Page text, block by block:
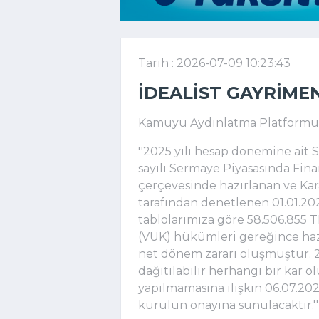
Tarih : 2026-07-09 10:23:43
İDEALIST
Kamuyu Aydınlatma
''2025 yılı hesap dönemine ait
sayılı Sermaye Piyasasında
çerçevesinde hazırlanan ve
tarafından denetlenen
tablolarımıza göre 58.506.855
(VUK) hükümleri gereğince
net dönem zararı oluşmuştur.
dağıtılabilir herhangi bir kar
yapılmamasına ilişkin
kurulun onayına sunulacaktır.''